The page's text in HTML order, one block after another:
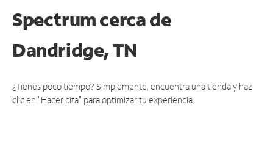
Spectrumcerca de
Dandridge, TN
¿Tienes poco tiempo? Simplemente, encuentra una tienda y haz
clic en "Hacer cita" para optimizar tu experiencia.